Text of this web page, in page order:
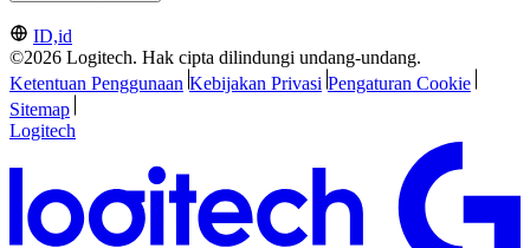
ID,id
©2026 Logitech. Hak cipta dilindungi undang-undang.
Ketentuan Penggunaan Kebijakan Privasi Pengaturan Cookie
Sitemap
Logitech